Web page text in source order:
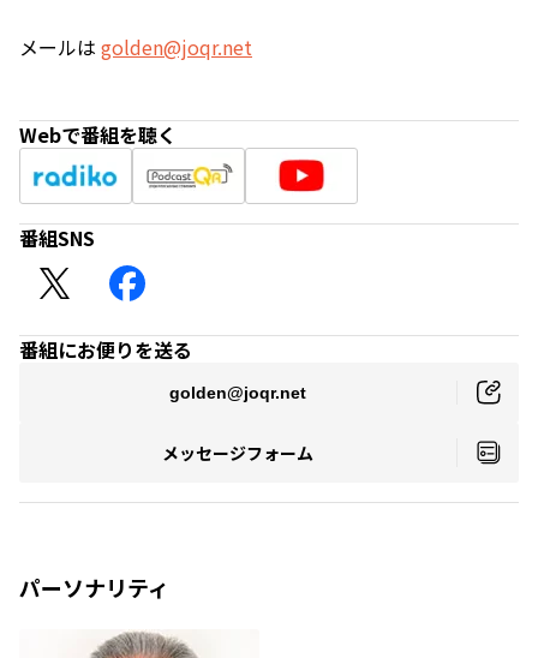
メールは golden@joqr.net
Webで番組を聴く
番組SNS
番組にお便りを送る
golden@joqr.net
メッセージフォーム
パーソナリティ